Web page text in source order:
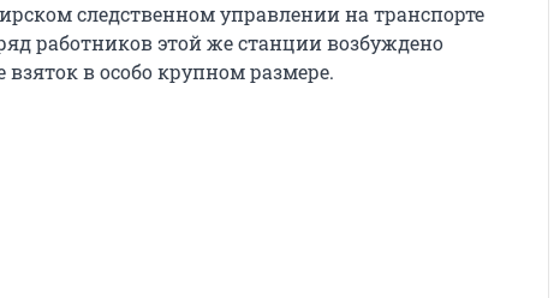
следственном управлении на транспорте
работников этой же станции возбуждено
взяток в особо крупном размере.